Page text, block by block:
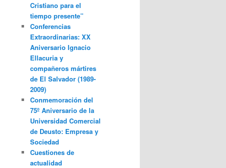
Cristiano para el
tiempo presente”
Conferencias
Extraordinarias: XX
Aniversario Ignacio
Ellacuria y
compañeros mártires
de El Salvador (1989-
2009)
Conmemoración del
75º Aniversario de la
Universidad Comercial
de Deusto: Empresa y
Sociedad
Cuestiones de
actualidad